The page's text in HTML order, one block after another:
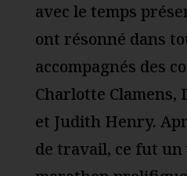
avec le temps
ont résonné dans
accompagnés des
Charlotte Clamens,
et Judith Henry.
de travail, ce fut un